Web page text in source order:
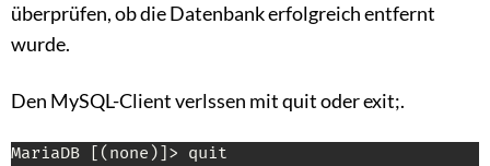
überprüfen, ob die Datenbank erfolgreich entfernt
wurde.
Den MySQL-Client verlssen mit quit oder exit;.
MariaDB [(none)]> quit